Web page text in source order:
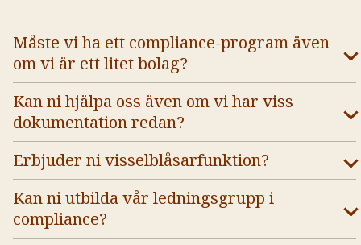
Måste vi ha ett compliance-program även
om vi är ett litet bolag?
Kan ni hjälpa oss även om vi har viss
dokumentation redan?
Erbjuder ni visselblåsarfunktion?
Kan ni utbilda vår ledningsgrupp i
compliance?